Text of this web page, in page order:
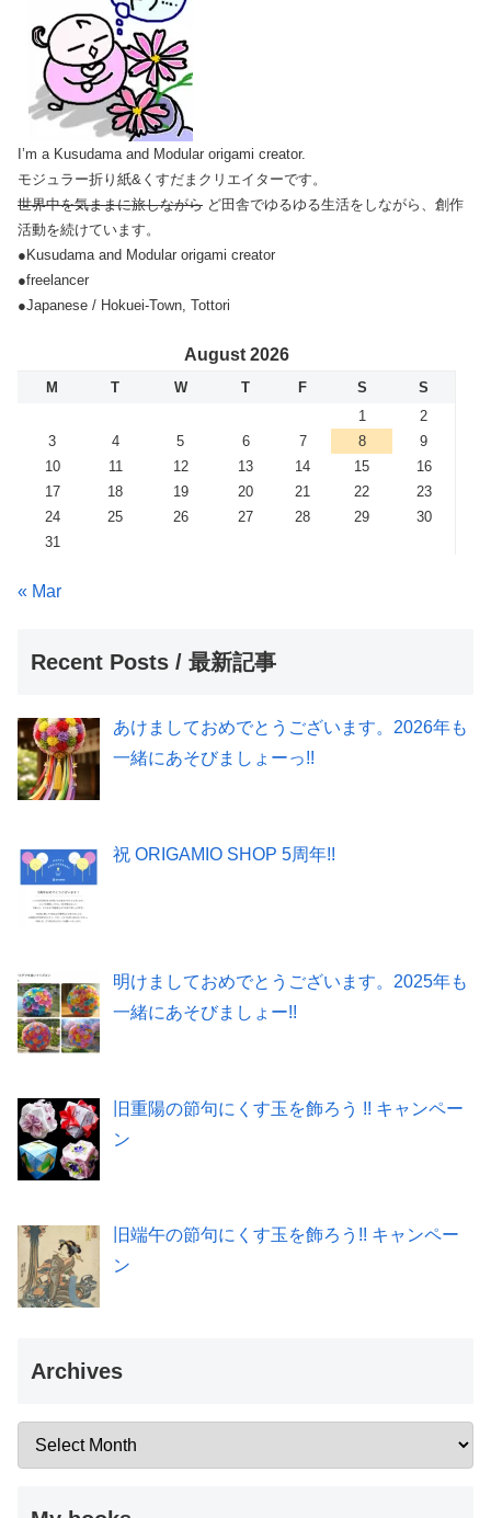
I’m a Kusudama and Modular origami creator.
モジュラー折り紙&くすだまクリエイターです。
世界中を気ままに旅しながら ど田舎でゆるゆる生活をしながら、創作
活動を続けています。
●Kusudama and Modular origami creator
●freelancer
●Japanese / Hokuei-Town, Tottori
August 2026
M T W T F S
S
1
2
3
4 5 6 7 8
9
10
11 12 13 14 15
16
17
18 19 20 21 22
23
24
25 26 27 28 29
30
31
« Mar
Recent Posts / 最新記事
あけましておめでとうございます。2026年も
一緒にあそびましょーっ!!
祝 ORIGAMIO SHOP 5周年!!
明けましておめでとうございます。2025年も
一緒にあそびましょー!!
旧重陽の節句にくす玉を飾ろう !! キャンペー
ン
旧端午の節句にくす玉を飾ろう!! キャンペー
ン
Archives